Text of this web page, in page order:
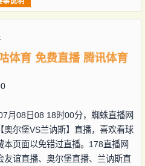
体育 免费直播 腾讯体育
月08日08 18时00分，蜘蛛直播网
尔堡VS兰讷斯】直播，喜欢看球
页面以免错过直播。178直播网
谊直播、奥尔堡直播、兰讷斯直